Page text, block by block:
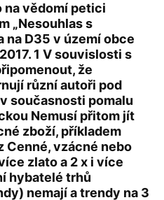
na vědomí petici
„Nesouhlas s
D35 v území obce
1 V souvislosti s
že
různí autoři pod
současnosti pomalu
Nemusí přitom jít
zboží, příkladem
Cenné, vzácné nebo
zlato a 2 x i více
hybatelé trhů
nemají a trendy na 3